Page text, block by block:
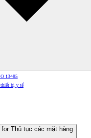
13485
thiết bị y tế
Thủ tục các mặt hàng